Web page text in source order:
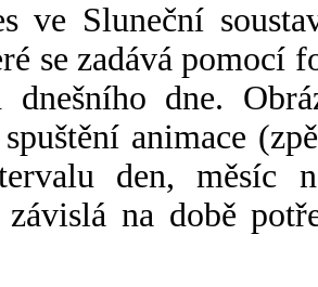
ve Sluneční
se zadává pomocí
dne.
animace
den, měsíc
na době